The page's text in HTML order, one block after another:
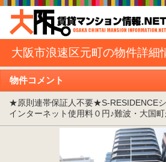
大阪市浪速区元町の物件詳細
物件コメント
★原則連帯保証人不要★S-RESIDENCE
インターネット使用料０円♪難波・大国